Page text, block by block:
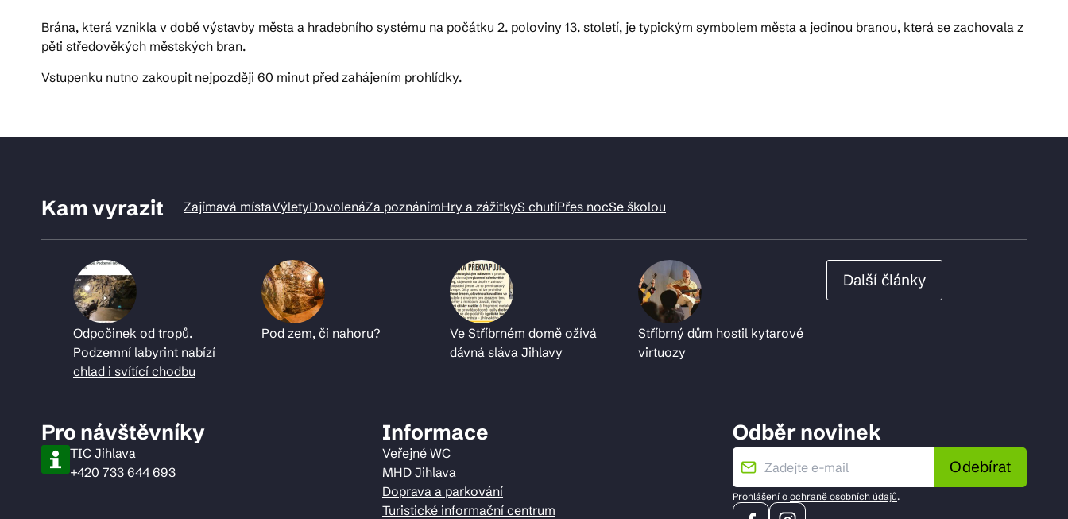
Brána, která vznikla v době výstavby města a hradebního systému na počátku 2. poloviny 13. století, je typickým symbolem města a jedinou branou, která se zachovala z
pěti středověkých městských bran.
Vstupenku nutno zakoupit nejpozději 60 minut před zahájením prohlídky.
Kam vyrazit Zajímavá místaVýletyDovolenáZa poznánímHry a zážitkyS chutíPřes nocSe školou
Odpočinek od tropů.
Podzemní labyrint nabízí
chlad i svítící chodbu
Pod zem, či nahoru?
Ve Stříbrném domě ožívá
dávná sláva Jihlavy
Stříbrný dům hostil kytarové
virtuozy
Další články
Pro návštěvníky
TIC Jihlava
+420 733 644 693
Informace
Veřejné WC
MHD Jihlava
Doprava a parkování
Turistické informační centrum
Odběr novinek
Odebírat
Prohlášení o ochraně osobních údajů.